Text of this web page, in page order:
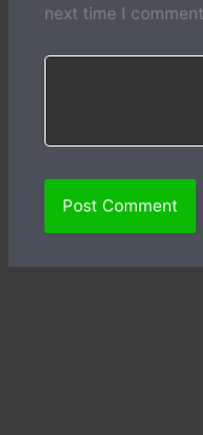
next time I comment.